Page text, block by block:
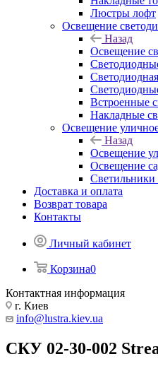
Люстры лофт
Освещение
Назад
Освещение
Встроенные
Накладные
Освещение
Назад
Освещение
Освещение
Светильники
Доставка и оплата
Возврат товара
Контакты
Личный кабинет
Корзина0
Контактная информация
г. Киев
info@lustra.kiev.ua
СКУ 02-30-002